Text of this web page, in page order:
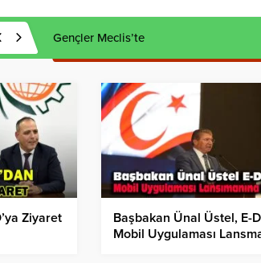
Kaçak et operasyonu
Ziyaret
Başbakan Ünal Üstel, E-
Mobil Uygulaması